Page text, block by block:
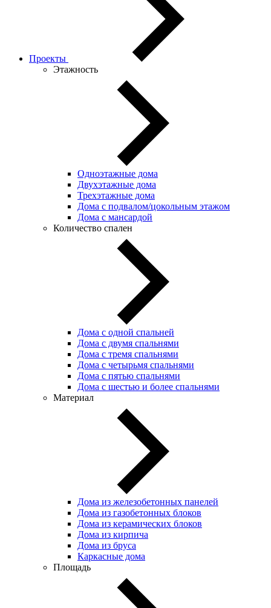
Проекты
Этажность
Одноэтажные дома
Двухэтажные дома
Трехэтажные дома
Дома с подвалом/цокольным этажом
Дома с мансардой
Количество спален
Дома с одной спальней
Дома с двумя спальнями
Дома с тремя спальнями
Дома с четырьмя спальнями
Дома с пятью спальнями
Дома с шестью и более спальнями
Материал
Дома из железобетонных панелей
Дома из газобетонных блоков
Дома из керамических блоков
Дома из кирпича
Дома из бруса
Каркасные дома
Площадь